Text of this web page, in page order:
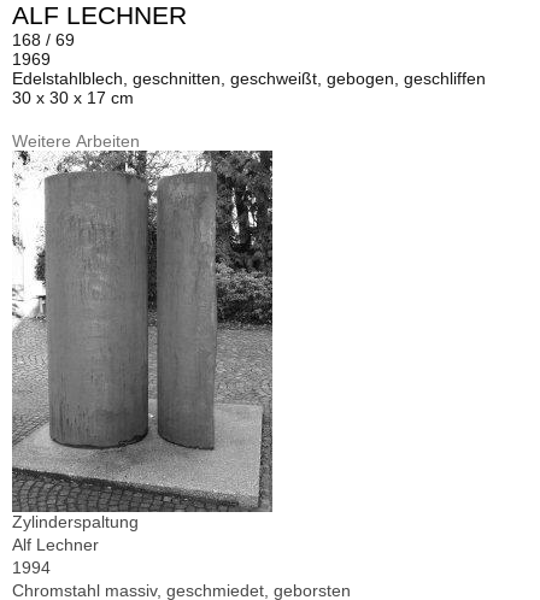
ALF LECHNER
168 / 69
1969
Edelstahlblech, geschnitten, geschweißt, gebogen, geschliffen
30 x 30 x 17 cm
Weitere Arbeiten
Zylinderspaltung
Alf Lechner
1994
Chromstahl massiv, geschmiedet, geborsten